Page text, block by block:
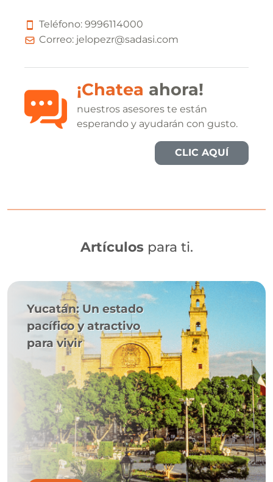
Teléfono: 9996114000
Correo: jelopezr@sadasi.com
¡Chatea ahora!
nuestros asesores te están
esperando y ayudarán con gusto.
CLIC AQUÍ
Artículos para ti.
Yucatán: Un estado
pacífico y atractivo
para vivir